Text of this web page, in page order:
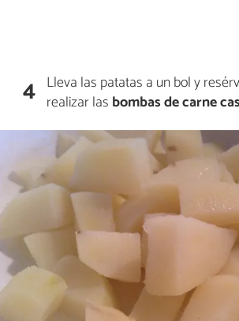
4 Lleva las patatas a un bol y
realizar las bombas de carne